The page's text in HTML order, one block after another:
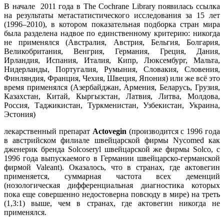
В начале 2011 года в The Cochrane Library появилась ссылка
на результаты метастатистического исследования за 15 лет
(1996–2010), в котором показательная подборка стран мира
была разделена надвое по единственному критерию: никогда
не применялся (Австралия, Австрия, Бельгия, Болгария,
Великобритания, Венгрия, Германия, Греция, Дания,
Ирландия, Испания, Италия, Кипр, Люксембург, Мальта,
Нидерланды, Португалия, Румыния, Словакия, Словения,
Финляндия, Франция, Чехия, Швеция, Япония) или же всё это
время применялся (Азербайджан, Армения, Беларусь, Грузия,
Казахстан, Китай, Кыргызстан, Латвия, Литва, Молдова,
Россия, Таджикистан, Туркменистан, Узбекистан, Украина,
Эстония)
лекарственный препарат Actovegin (производится c 1996 года
в австрийском филиале швейцарской фирмы Nycomed как
дженерик бренда Solcoseryl швейцарской же фирмы Solco, c
1996 года выпускаемого в Германии швейцарско-германской
фирмой Valeant). Оказалось, что в странах, где актовегин
применяется, суммарная частота всех деменций
(нозологическая дифференциальная диагностика которых
пока еще совершенно недостоверна повсюду в мире) на треть
(1,3:1) выше, чем в странах, где актовегин никогда не
применялся.